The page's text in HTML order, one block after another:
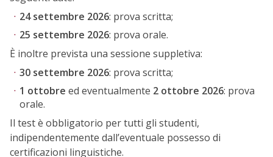
24 settembre 2026: prova scritta;
25 settembre 2026: prova orale.
È inoltre prevista una sessione suppletiva:
30 settembre 2026: prova scritta;
1 ottobre ed eventualmente 2 ottobre 2026: prova
orale.
Il test è obbligatorio per tutti gli studenti,
indipendentemente dall’eventuale possesso di
certificazioni linguistiche.